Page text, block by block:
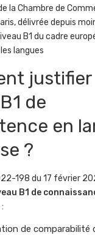
la Chambre de
délivrée depuis
B1 du cadre
langues
justifier
de
en
?
198 du 17 février
B1 de
:
de comparabilité